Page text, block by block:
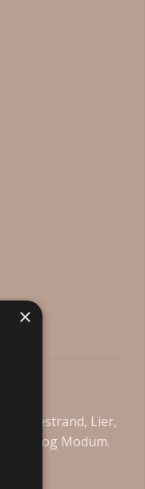
Holmestrand, Lier,
Eiker og Modum.
×